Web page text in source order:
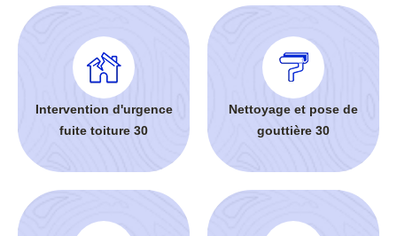
Intervention d'urgence
fuite toiture 30
Nettoyage et pose de
gouttière 30